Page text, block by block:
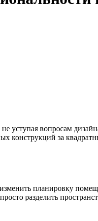
уступая вопросам
конструкций за
планировку
разделить